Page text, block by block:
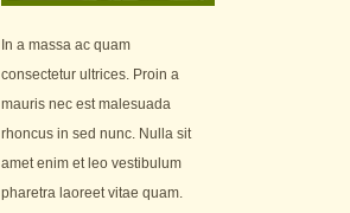
In a massa ac quam
consectetur ultrices. Proin a
mauris nec est malesuada
rhoncus in sed nunc. Nulla sit
amet enim et leo vestibulum
pharetra laoreet vitae quam.